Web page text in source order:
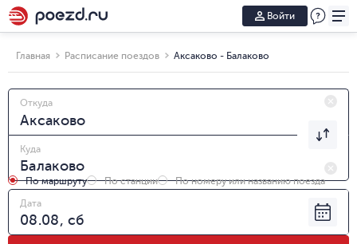
Войти
Главная Расписание поездов Аксаково - Балаково
Откуда
Куда
По маршруту По станции
По номеру или названию поезда
Дата